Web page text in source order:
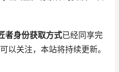
者身份获取方式已经同享完
以关注，本站将持续更新。